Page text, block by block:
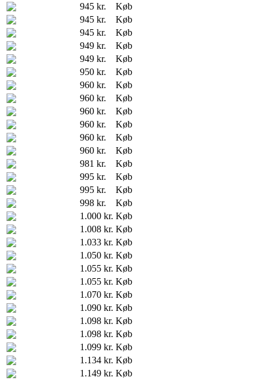
945 kr.
Køb
945 kr.
Køb
945 kr.
Køb
949 kr.
Køb
949 kr.
Køb
950 kr.
Køb
960 kr.
Køb
960 kr.
Køb
960 kr.
Køb
960 kr.
Køb
960 kr.
Køb
960 kr.
Køb
981 kr.
Køb
995 kr.
Køb
995 kr.
Køb
998 kr.
Køb
1.000 kr. Køb
1.008 kr. Køb
1.033 kr. Køb
1.050 kr. Køb
1.055 kr. Køb
1.055 kr. Køb
1.070 kr. Køb
1.090 kr. Køb
1.098 kr. Køb
1.098 kr. Køb
1.099 kr. Køb
1.134 kr. Køb
1.149 kr. Køb